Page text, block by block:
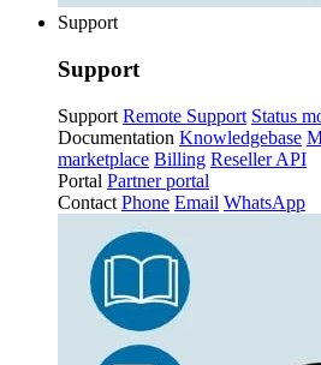
Support
Support
Support Remote Support Status
Documentation Knowledgebase
marketplace Billing Reseller API
Portal Partner portal
Contact Phone Email WhatsApp